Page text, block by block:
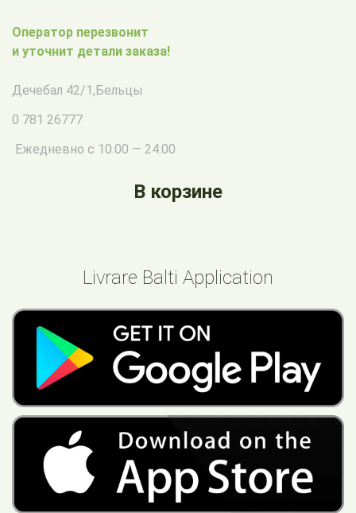
Оператор перезвонит
и уточнит детали заказа!
Дечебал 42/1 , Бельцы
0 781 26777
Ежедневно с 10.00 — 24.00
В корзине
Livrare Balti Application